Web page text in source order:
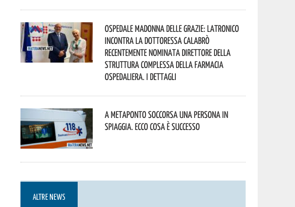
Ospedale Madonna delle Grazie: Latronico
incontra la dottoressa Calabrò
recentemente nominata Direttore della
Struttura Complessa della Farmacia
Ospedaliera. I dettagli
A Metaponto soccorsa una persona in
spiaggia. Ecco cosa è successo
ALTRE NEWS